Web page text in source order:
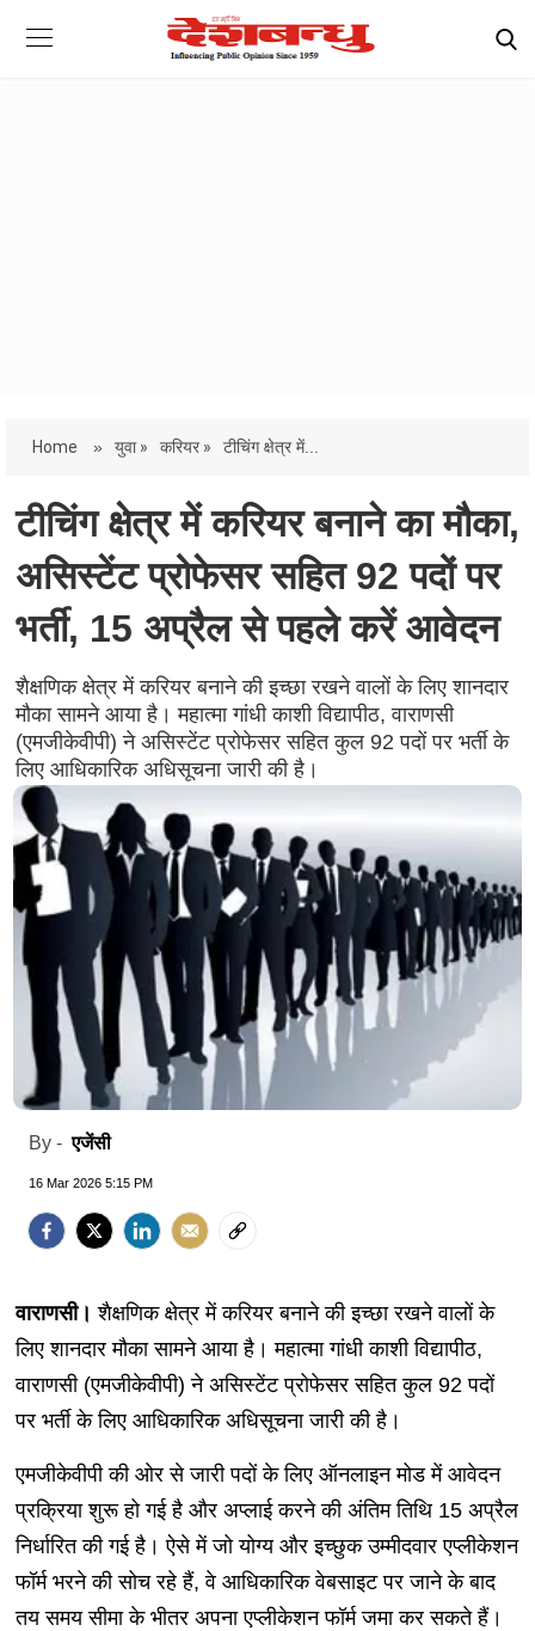
Home » युवा » करियर » टीचिंग क्षेत्र में...
टीचिंग क्षेत्र में करियर बनाने का मौका,
असिस्टेंट प्रोफेसर सहित 92 पदों पर
भर्ती, 15 अप्रैल से पहले करें आवेदन
शैक्षणिक क्षेत्र में करियर बनाने की इच्छा रखने वालों के लिए शानदार
मौका सामने आया है। महात्मा गांधी काशी विद्यापीठ, वाराणसी
(एमजीकेवीपी) ने असिस्टेंट प्रोफेसर सहित कुल 92 पदों पर भर्ती के
लिए आधिकारिक अधिसूचना जारी की है।
By -एजेंसी
16 Mar 2026 5:15 PM
वाराणसी। शैक्षणिक क्षेत्र में करियर बनाने की इच्छा रखने वालों के
लिए शानदार मौका सामने आया है। महात्मा गांधी काशी विद्यापीठ,
वाराणसी (एमजीकेवीपी) ने असिस्टेंट प्रोफेसर सहित कुल 92 पदों
पर भर्ती के लिए आधिकारिक अधिसूचना जारी की है।
एमजीकेवीपी की ओर से जारी पदों के लिए ऑनलाइन मोड में आवेदन
प्रक्रिया शुरू हो गई है और अप्लाई करने की अंतिम तिथि 15 अप्रैल
निर्धारित की गई है। ऐसे में जो योग्य और इच्छुक उम्मीदवार एप्लीकेशन
फॉर्म भरने की सोच रहे हैं, वे आधिकारिक वेबसाइट पर जाने के बाद
तय समय सीमा के भीतर अपना एप्लीकेशन फॉर्म जमा कर सकते हैं।